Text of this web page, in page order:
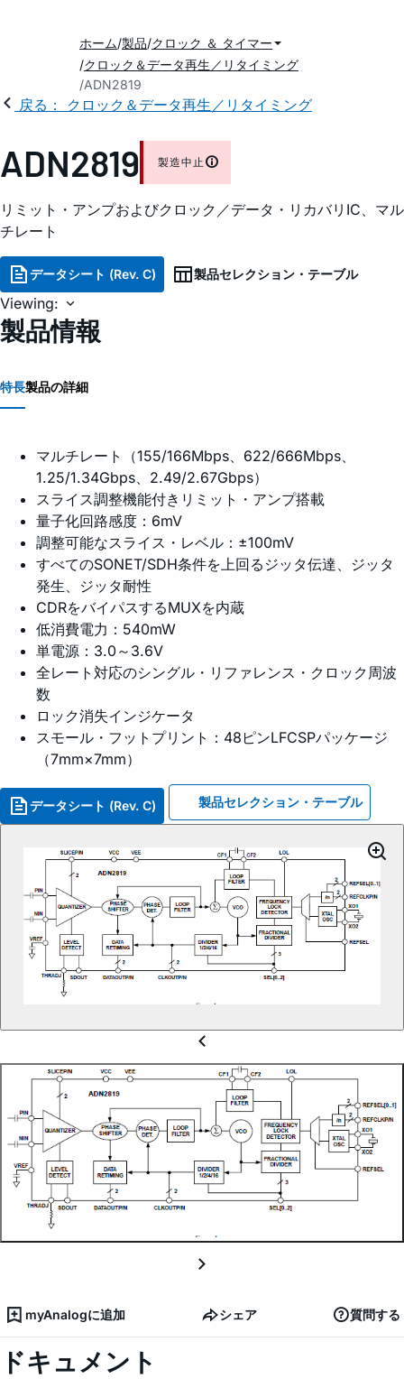
ホーム 製品 クロック ＆ タイマー
クロック＆データ再生／リタイミング
ADN2819
戻る： クロック＆データ再生／リタイミング
ADN2819 製造中止
リミット・アンプおよびクロック／データ・リカバリIC、マル
チレート
データシート (Rev. C) 製品セレクション・テーブル
Viewing:
製品情報
特長製品の詳細
マルチレート（155/166Mbps、622/666Mbps、
1.25/1.34Gbps、2.49/2.67Gbps）
スライス調整機能付きリミット・アンプ搭載
量子化回路感度：6mV
調整可能なスライス・レベル：±100mV
すべてのSONET/SDH条件を上回るジッタ伝達、ジッタ
発生、ジッタ耐性
CDRをバイパスするMUXを内蔵
低消費電力：540mW
単電源：3.0～3.6V
全レート対応のシングル・リファレンス・クロック周波
数
ロック消失インジケータ
スモール・フットプリント：48ピンLFCSPパッケージ
（7mm×7mm）
データシート (Rev. C) 製品セレクション・テーブル
myAnalogに追加 シェア 質問する
ドキュメント